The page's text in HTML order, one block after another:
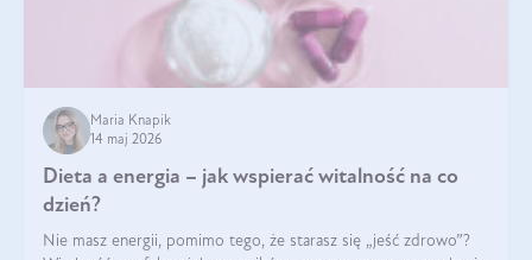
Maria Knapik
14 maj 2026
Dieta a energia – jak wspierać witalność na co
dzień?
Nie masz energii, pomimo tego, że starasz się „jeść zdrowo”?